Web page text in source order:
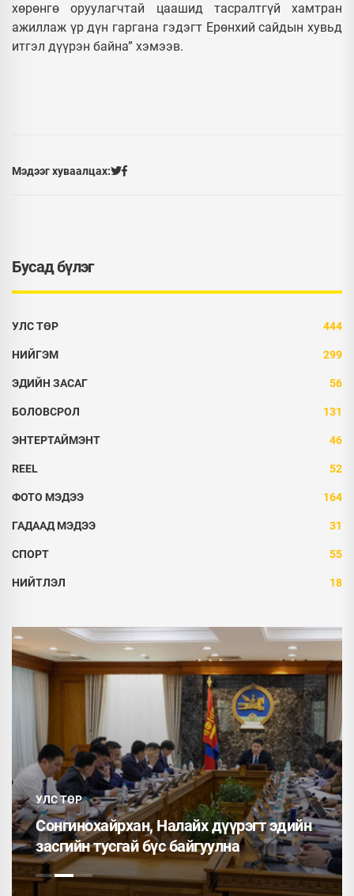
хөрөнгө оруулагчтай цаашид тасралтгүй хамтран
ажиллаж үр дүн гаргана гэдэгт Ерөнхий сайдын хувьд
итгэл дүүрэн байна” хэмээв.
Мэдээг хуваалцах:
Бусад бүлэг
УЛС ТӨР 444
НИЙГЭМ 299
ЭДИЙН ЗАСАГ 56
БОЛОВСРОЛ 131
ЭНТЕРТАЙМЭНТ 46
REEL 52
ФОТО МЭДЭЭ 164
ГАДААД МЭДЭЭ 31
СПОРТ 55
НИЙТЛЭЛ 18
УЛС ТӨР
Сонгинохайрхан, Налайх дүүрэгт эдийн
засгийн тусгай бүс байгуулна